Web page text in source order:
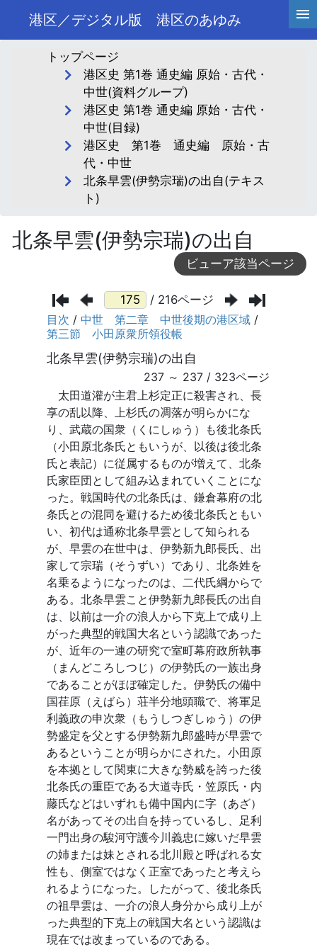
港区／デジタル版 港区のあゆみ
トップページ
港区史 第1巻 通史編 原始・古代・
中世(資料グループ)
港区史 第1巻 通史編 原始・古代・
中世(目録)
港区史 第1巻 通史編 原始・古
代・中世
北条早雲(伊勢宗瑞)の出自(テキス
ト)
北条早雲(伊勢宗瑞)の出自
ビューア該当ページ
/ 216ページ